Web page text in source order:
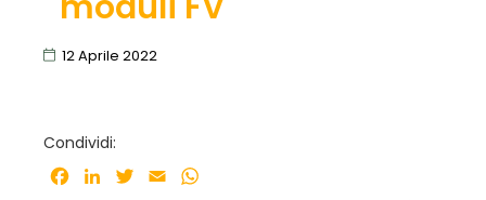
12 Aprile 2022
Condividi:
Facebook
LinkedInTwitter
Email